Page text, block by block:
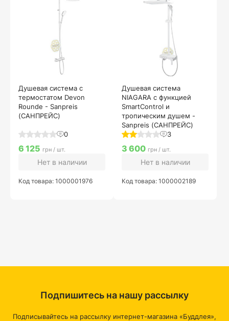
Душевая система с
термостатом Devon
Rounde - Sanpreis
(САНПРЕЙС)
0
6 125 грн / шт.
Нет в наличии
Код товара: 1000001976
Душевая система
NIAGARA с функцией
SmartControl и
тропическим душем -
Sanpreis (САНПРЕЙС)
3
3 600 грн / шт.
Нет в наличии
Код товара: 1000002189
Подпишитесь на нашу рассылку
Подписывайтесь на рассылку интернет-магазина «Буддлея»,